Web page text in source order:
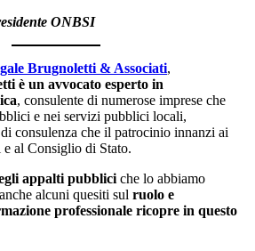
ONBSI
Brugnoletti & Associati,
è un avvocato esperto in
, consulente di numerose imprese che
e nei servizi pubblici locali,
consulenza che il patrocinio innanzi ai
al Consiglio di Stato.
appalti pubblici che lo abbiamo
alcuni quesiti sul ruolo e
professionale ricopre in questo